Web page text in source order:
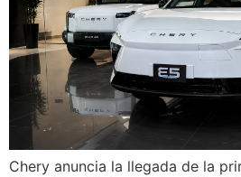
Chery anuncia la llegada de la